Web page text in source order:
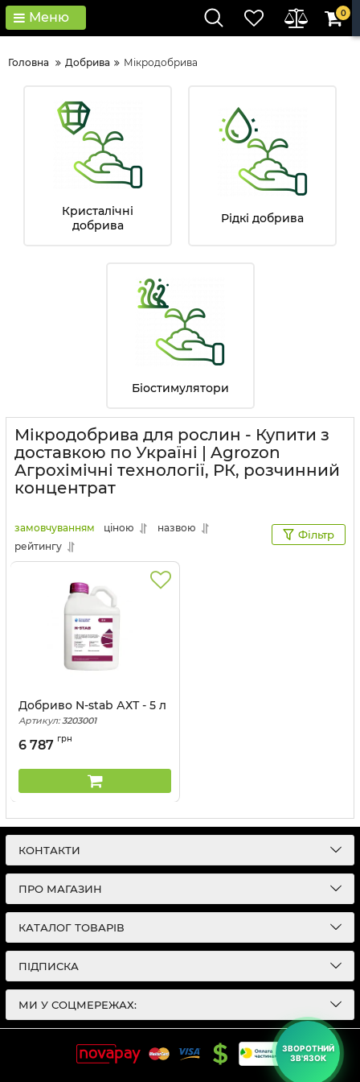
ЗВОРОТНИЙ
ЗВ'ЯЗОК
Меню 0
Головна Добрива Мікродобрива
Кристалічні
добрива
Рідкі добрива
Біостимулятори
Мікродобрива для рослин - Купити з
доставкою по Україні | Agrozon
Агрохімічні технології, РК, розчинний
концентрат
замовчуванням ціною
назвою
рейтингу
Фільтр
Добриво N-stab АХТ - 5 л
Артикул: 3203001
6 787 грн
КОНТАКТИ
ПРО МАГАЗИН
КАТАЛОГ ТОВАРІВ
ПІДПИСКА
МИ У СОЦМЕРЕЖАХ: